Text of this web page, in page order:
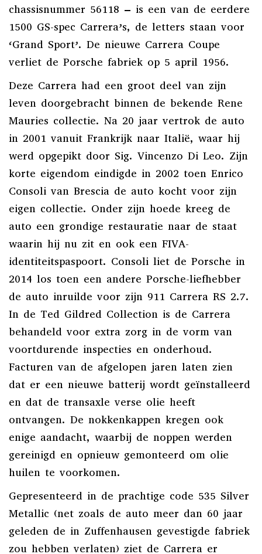
chassisnummer 56118 – is een van de eerdere
1500 GS-spec Carrera’s, de letters staan voor
‘Grand Sport’. De nieuwe Carrera Coupe
verliet de Porsche fabriek op 5 april 1956.
Deze Carrera had een groot deel van zijn
leven doorgebracht binnen de bekende Rene
Mauries collectie. Na 20 jaar vertrok de auto
in 2001 vanuit Frankrijk naar Italië, waar hij
werd opgepikt door Sig. Vincenzo Di Leo. Zijn
korte eigendom eindigde in 2002 toen Enrico
Consoli van Brescia de auto kocht voor zijn
eigen collectie. Onder zijn hoede kreeg de
auto een grondige restauratie naar de staat
waarin hij nu zit en ook een FIVA-
identiteitspaspoort. Consoli liet de Porsche in
2014 los toen een andere Porsche-liefhebber
de auto inruilde voor zijn 911 Carrera RS 2.7.
In de Ted Gildred Collection is de Carrera
behandeld voor extra zorg in de vorm van
voortdurende inspecties en onderhoud.
Facturen van de afgelopen jaren laten zien
dat er een nieuwe batterij wordt geïnstalleerd
en dat de transaxle verse olie heeft
ontvangen. De nokkenkappen kregen ook
enige aandacht, waarbij de noppen werden
gereinigd en opnieuw gemonteerd om olie
huilen te voorkomen.
Gepresenteerd in de prachtige code 535 Silver
Metallic (net zoals de auto meer dan 60 jaar
geleden de in Zuffenhausen gevestigde fabriek
zou hebben verlaten) ziet de Carrera er